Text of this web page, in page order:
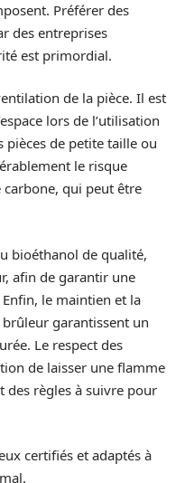
Préférer des
des entreprises
est primordial.
de la pièce. Il est
lors de l’utilisation
pièces de petite taille ou
le risque
carbone, qui peut être
bioéthanol de qualité,
afin de garantir une
le maintien et la
garantissent un
Le respect des
de laisser une flamme
des règles à suivre pour
certifiés et adaptés à